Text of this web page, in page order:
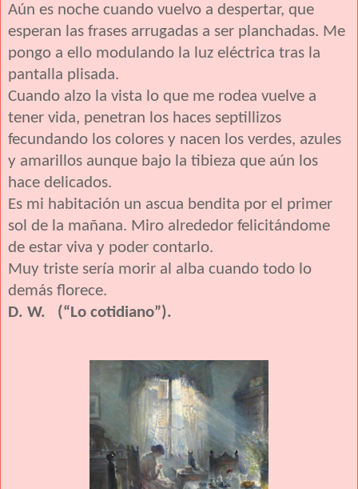
Aún es noche cuando vuelvo a despertar, que
esperan las frases arrugadas a ser planchadas. Me
pongo a ello modulando la luz eléctrica tras la
pantalla plisada.
Cuando alzo la vista lo que me rodea vuelve a
tener vida, penetran los haces septillizos
fecundando los colores y nacen los verdes, azules
y amarillos aunque bajo la tibieza que aún los
hace delicados.
Es mi habitación un ascua bendita por el primer
sol de la mañana. Miro alrededor felicitándome
de estar viva y poder contarlo.
Muy triste sería morir al alba cuando todo lo
demás florece.
D. W. (“Lo cotidiano”).